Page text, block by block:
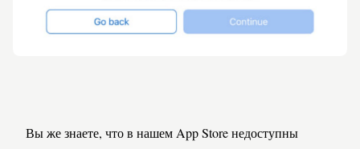
Вы же знаете, что в нашем App Store недоступны